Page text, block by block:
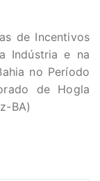
de Incentivos
Indústria e na
no Período
de Hogla
BA)